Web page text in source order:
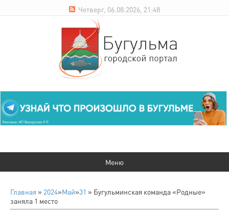
Четверг, 06.08.2026, 21:48
Главная » 2024»Май»31 » Бугульминская команда «Родные»
заняла 1 место